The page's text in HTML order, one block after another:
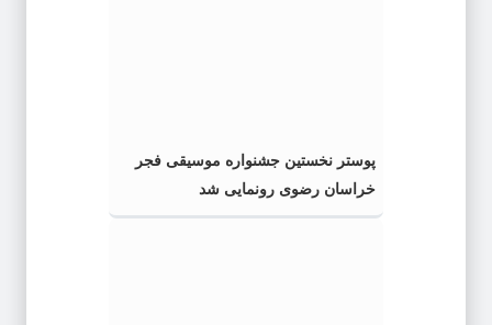
پوستر نخستین جشنواره موسیقی فجر
خراسان رضوی رونمایی شد